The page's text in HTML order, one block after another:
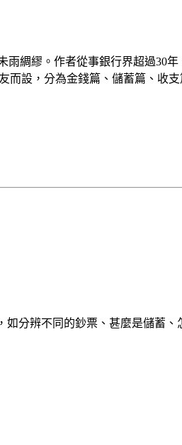
雨綢繆。作者從事銀行界超過30
而設，分為金錢篇、儲蓄篇、收
分辨不同的鈔票、甚麼是儲蓄、